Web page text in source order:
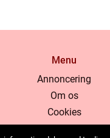
Menu
Annoncering
Om os
Cookies
Kontakt os